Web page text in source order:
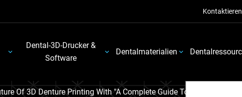
Dental-3D-Drucker &
Software
Dentalmaterialien
Of 3D Denture Printing With "A Complete Guide To TrueDent"